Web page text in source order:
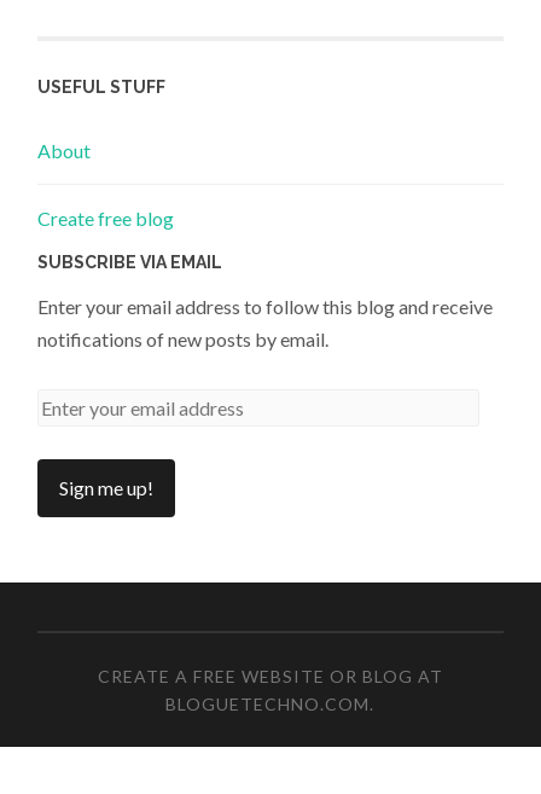
USEFUL STUFF
About
Create free blog
SUBSCRIBE VIA EMAIL
Enter your email address to follow this blog and receive
notifications of new posts by email.
CREATE A FREE WEBSITE OR BLOG AT
BLOGUETECHNO.COM.